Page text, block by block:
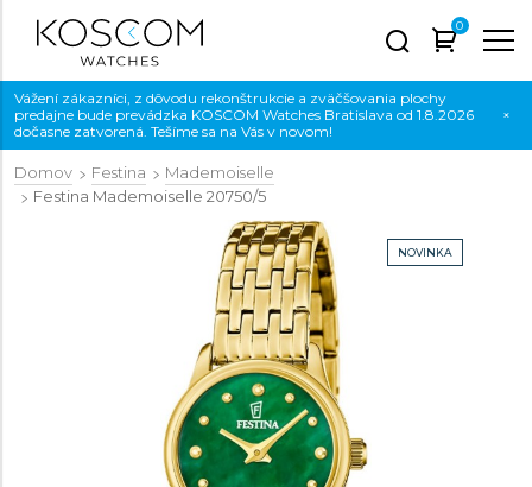
0
Vážení zákazníci, z dôvodu rekonštrukcie a zväčšovania plochy
predajne bude prevádzka KOSCOM Watches Bratislava od 1.8.2026
dočasne zatvorená. Tešíme sa na Vás v novom!
×
Domov Festina
Mademoiselle
Festina Mademoiselle 20750/5
NOVINKA